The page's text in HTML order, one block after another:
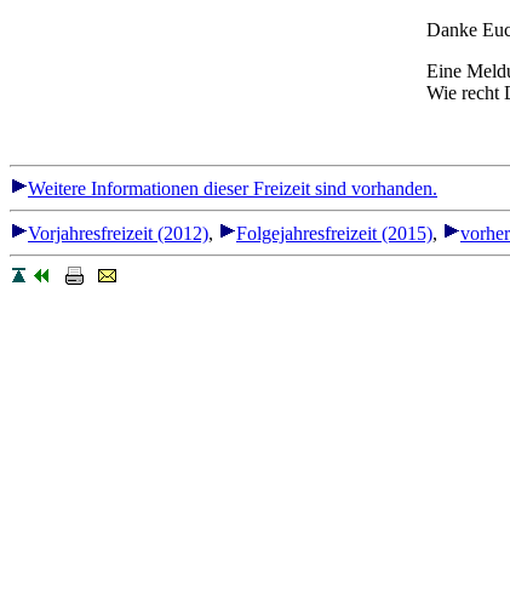
Danke
Eine
Wie recht
Weitere Informationen dieser Freizeit sind vorhanden.
Vorjahresfreizeit (2012), Folgejahresfreizeit (2015),